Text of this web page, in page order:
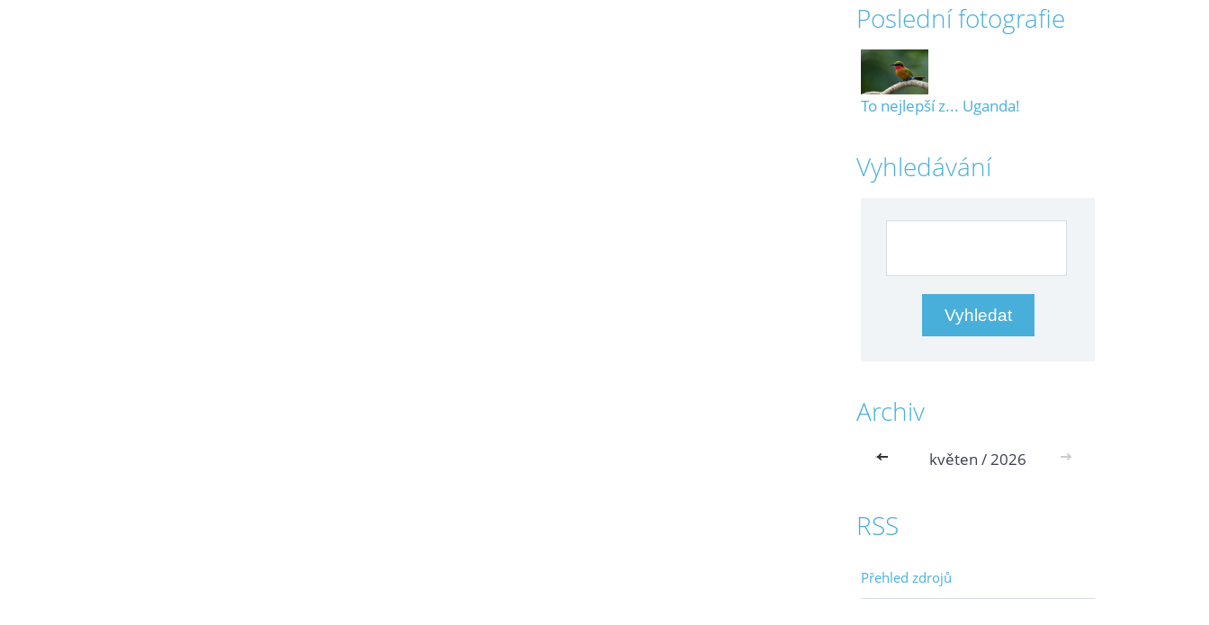
Poslední fotografie
To nejlepší z... Uganda!
Vyhledávání
Archiv
<< květen / 2026 >>
RSS
Přehled zdrojů